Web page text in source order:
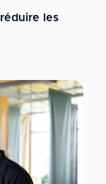
réduire les